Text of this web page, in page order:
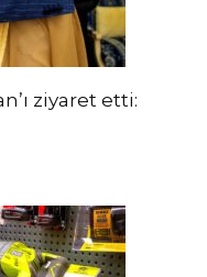
ziyaret etti: